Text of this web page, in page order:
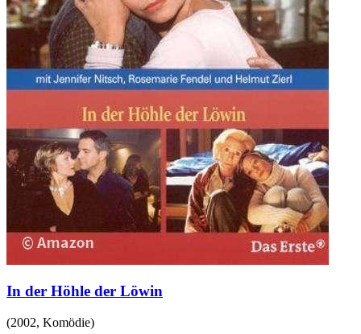
In der Höhle der Löwin
(2002, Komödie)